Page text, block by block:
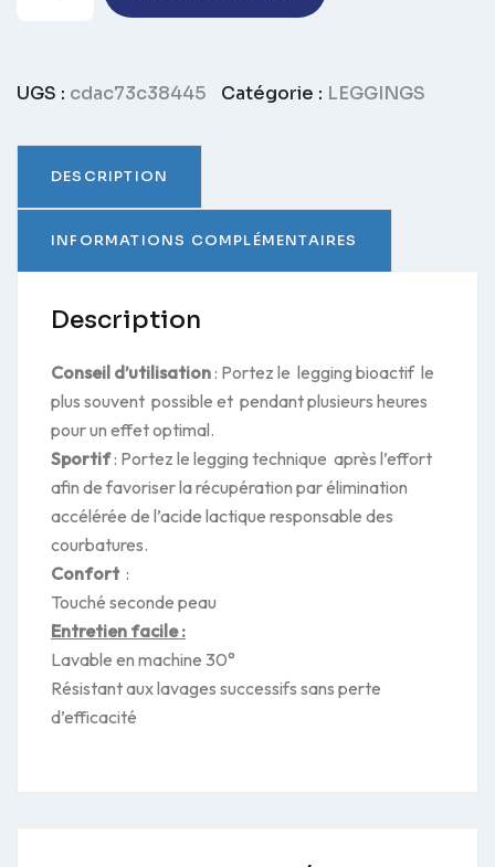
Seconde
fibranova®
UGS : cdac73c38445 Catégorie : LEGGINGS
DESCRIPTION
INFORMATIONS COMPLÉMENTAIRES
Description
Conseil d’utilisation: Portez le legging bioactif le
plus souvent possible et pendant plusieurs heures
pour un effet optimal.
Sportif: Portez le legging technique après l’effort
afin de favoriser la récupération par élimination
accélérée de l’acide lactique responsable des
courbatures.
Confort :
Touché seconde peau
Entretien facile :
Lavable en machine 30°
Résistant aux lavages successifs sans perte
d’efficacité